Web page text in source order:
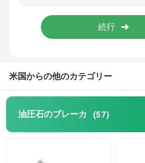
油圧ブレーカの部品
具体的な粉砕機
油圧粉砕機
米国からの他のカテゴリー
油圧石のブレーカ (57)